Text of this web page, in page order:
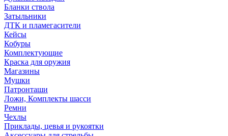
Бланки ствола
Затыльники
ДТК и пламегасители
Кейсы
Кобуры
Комплектующие
Краска для оружия
Магазины
Мушки
Патронташи
Ложи, Комплекты шасси
Ремни
Чехлы
Приклады, цевья и рукоятки